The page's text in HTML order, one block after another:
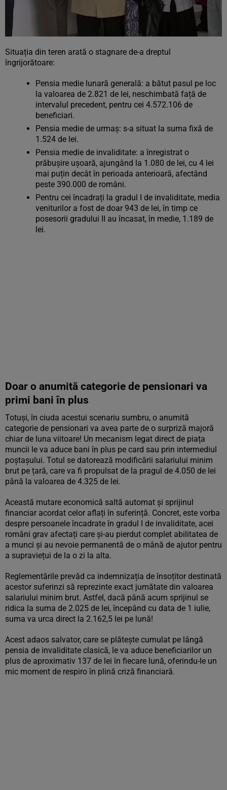
Situația din teren arată o stagnare de-a dreptul
îngrijorătoare:
Pensia medie lunară generală: a bătut pasul pe loc
la valoarea de 2.821 de lei, neschimbată față de
intervalul precedent, pentru cei 4.572.106 de
beneficiari.
Pensia medie de urmaș: s-a situat la suma fixă de
1.524 de lei.
Pensia medie de invaliditate: a înregistrat o
prăbușire ușoară, ajungând la 1.080 de lei, cu 4 lei
mai puțin decât în perioada anterioară, afectând
peste 390.000 de români.
Pentru cei încadrați la gradul I de invaliditate, media
veniturilor a fost de doar 943 de lei, în timp ce
posesorii gradului II au încasat, în medie, 1.189 de
lei.
Doar o anumită categorie de pensionari va
primi bani în plus
Totuși, în ciuda acestui scenariu sumbru, o anumită
categorie de pensionari va avea parte de o surpriză majoră
chiar de luna viitoare! Un mecanism legat direct de piața
muncii le va aduce bani în plus pe card sau prin intermediul
poștașului. Totul se datorează modificării salariului minim
brut pe țară, care va fi propulsat de la pragul de 4.050 de lei
până la valoarea de 4.325 de lei.
Această mutare economică saltă automat și sprijinul
financiar acordat celor aflați în suferință. Concret, este vorba
despre persoanele încadrate în gradul I de invaliditate, acei
români grav afectați care și-au pierdut complet abilitatea de
a munci și au nevoie permanentă de o mână de ajutor pentru
a supraviețui de la o zi la alta.
Reglementările prevăd ca indemnizația de însoțitor destinată
acestor suferinzi să reprezinte exact jumătate din valoarea
salariului minim brut. Astfel, dacă până acum sprijinul se
ridica la suma de 2.025 de lei, începând cu data de 1 iulie,
suma va urca direct la 2.162,5 lei pe lună!
Acest adaos salvator, care se plătește cumulat pe lângă
pensia de invaliditate clasică, le va aduce beneficiarilor un
plus de aproximativ 137 de lei în fiecare lună, oferindu-le un
mic moment de respiro în plină criză financiară.